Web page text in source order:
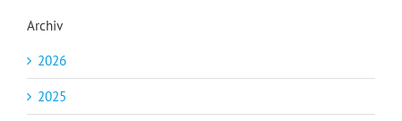
Archiv
2026
2025